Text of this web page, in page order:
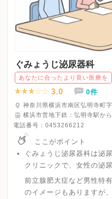
ぐみょうじ泌尿器科
あなたに合ったより良い医療を
3.0 0件
神奈川県横浜市南区弘明寺町
横浜市営地下鉄：弘明寺駅か
電話番号： 0453266212
ここがポイント
ぐみょうじ泌尿器科は泌
クリニックで、女性の泌
前立腺肥大症など男性特
のイメージもありますが